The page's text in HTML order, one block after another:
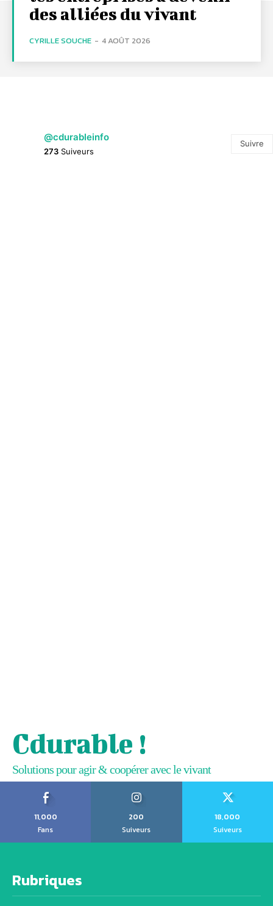
des alliées du vivant
CYRILLE SOUCHE - 4 AOÛT 2026
@cdurableinfo
273 Suiveurs
Suivre
Cdurable !
Solutions pour agir & coopérer avec le vivant
11,000
Fans
200
Suiveurs
18,000
Suiveurs
Rubriques